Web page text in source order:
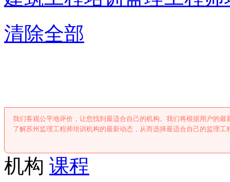
清除全部
我们客观公平地评价，让您找到最适合自己的机构。我们将根据用户的
了解苏州监理工程师培训机构的最新动态，从而选择最适合自己的监理工
机构 课程